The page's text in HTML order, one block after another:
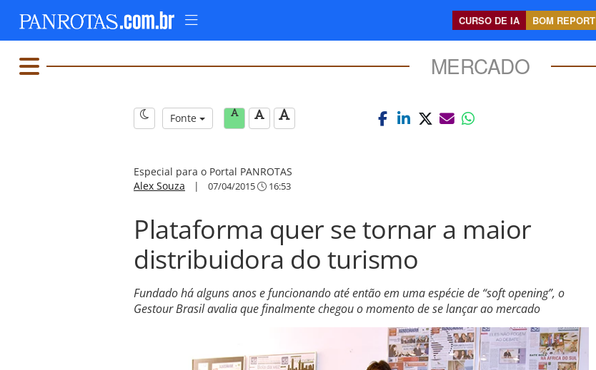
CURSO DE IA BOM REPORT
MERCADO
Fonte
Especial para o Portal PANROTAS
Alex Souza | 07/04/2015 16:53
Plataforma quer se tornar a maior
distribuidora do turismo
Fundado há alguns anos e funcionando até então em uma espécie de “soft opening”, o
Gestour Brasil avalia que finalmente chegou o momento de se lançar ao mercado